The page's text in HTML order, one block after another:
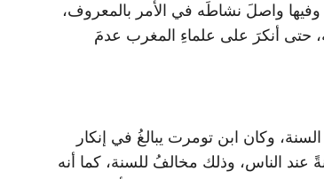
بلاد المغرب نزل بمدينة المهدية سنة 505هـ، وفيها واصلَ نشاطَه في الأمر بالمعروف،
حتى أنكرَ على علماءِ المغرب عدمَ
وكان ابن تومرت يبالغُ في إنكار
عند الناس، وذلك مخالفُ للسنة، كما أنه